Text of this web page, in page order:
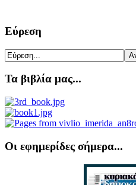
Εύρεση
Τα βιβλία μας...
Οι εφημερίδες σήμερα...